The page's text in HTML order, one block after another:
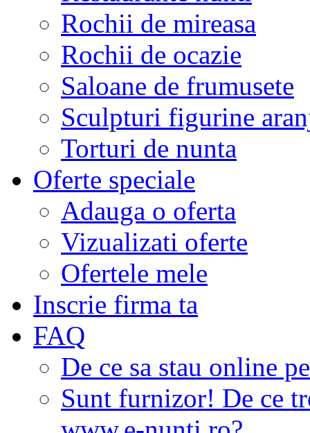
Rochii de mireasa
Rochii de ocazie
Saloane de frumusete
Sculpturi figurine
Torturi de nunta
Oferte speciale
Adauga o oferta
Vizualizati oferte
Ofertele mele
Inscrie firma ta
FAQ
De ce sa stau online
Sunt furnizor! De ce